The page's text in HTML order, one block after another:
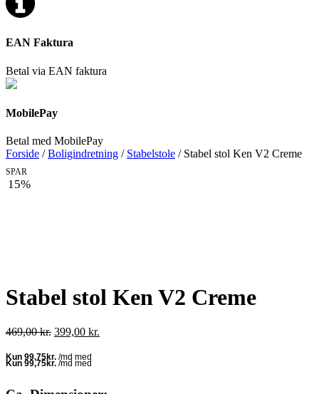
EAN Faktura
Betal via EAN faktura
MobilePay
Betal med MobilePay
Forside /Boligindretning / Stabelstole / Stabel stol Ken V2 Creme
SPAR
15%
Stabel stol Ken V2 Creme
469,00kr. Den
pris
var:
399,00 kr.